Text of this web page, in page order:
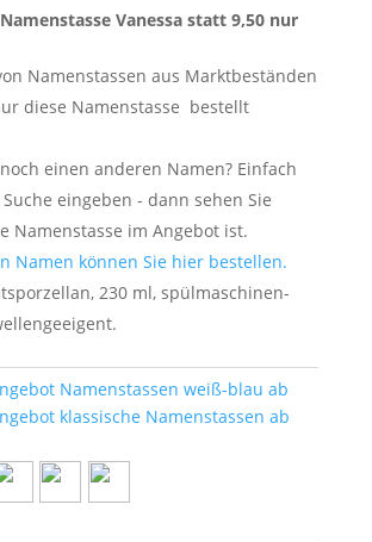
Vanessa statt 9,50 nur
Namenstassen aus Marktbeständen
diese Namenstasse bestellt
einen anderen Namen? Einfach
eingeben - dann sehen Sie
Namenstasse im Angebot ist.
Namen können Sie hier bestellen.
230 ml, spülmaschinen-
Namenstassen weiß-blau ab
klassische Namenstassen ab